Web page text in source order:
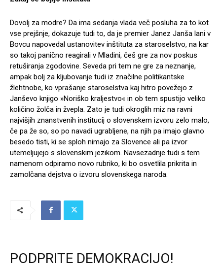
Dovolj za modre? Da ima sedanja vlada več posluha za to kot
vse prejšnje, dokazuje tudi to, da je premier Janez Janša lani v
Bovcu napovedal ustanovitev inštituta za staroselstvo, na kar
so takoj panično reagirali v Mladini, češ gre za nov poskus
retuširanja zgodovine. Seveda pri tem ne gre za neznanje,
ampak bolj za kljubovanje tudi iz značilne politikantske
žlehtnobe, ko vprašanje staroselstva kaj hitro povežejo z
Janševo knjigo »Noriško kraljestvo« in ob tem spustijo veliko
količino žolča in žvepla. Zato je tudi okroglih miz na ravni
najvišjih znanstvenih institucij o slovenskem izvoru zelo malo,
če pa že so, so po navadi ugrabljene, na njih pa imajo glavno
besedo tisti, ki se sploh nimajo za Slovence ali pa izvor
utemeljujejo s slovenskim jezikom. Navsezadnje tudi s tem
namenom odpiramo novo rubriko, ki bo osvetlila prikrita in
zamolčana dejstva o izvoru slovenskega naroda.
PODPRITE DEMOKRACIJO!